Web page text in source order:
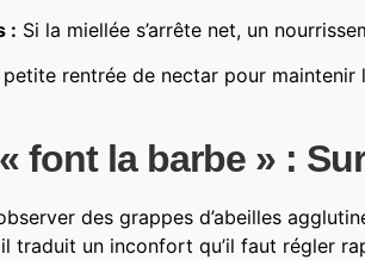
: Si la miellée s’arrête net, un
petite rentrée de nectar pour
font la barbe » :
des grappes d’abeilles
il traduit un inconfort qu’il faut régler